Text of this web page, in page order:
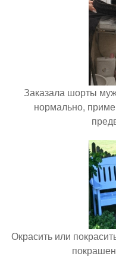
Заказала шорты
нормально,
Окрасить или